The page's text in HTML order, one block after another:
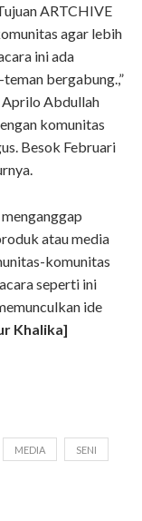
ARTCHIVE
agar lebih
ini ada
bergabung.,”
Aprilo Abdullah
komunitas
Besok Februari
atau media
komunitas
seperti ini
ide
Khalika]
MEDIA SENI